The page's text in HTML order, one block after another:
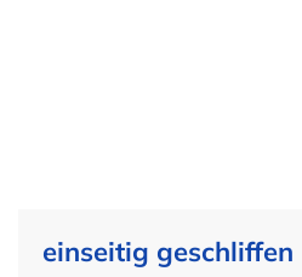
einseitig geschliffen